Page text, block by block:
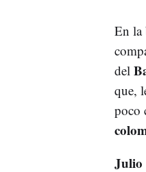
En la
del
que,
poco
Julio